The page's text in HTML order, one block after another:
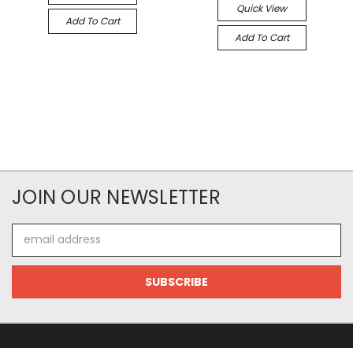
Add To Cart
Quick View
Add To Cart
JOIN OUR NEWSLETTER
Address